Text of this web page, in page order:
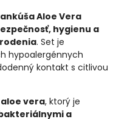
Aloe Vera
hygienu a
. Set je
hypoalergénnych
kontakt s citlivou
vera, ktorý je
a